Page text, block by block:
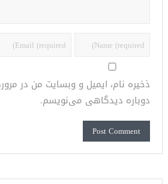
ذخیره نام، ایمیل و وبسایت من در
دوباره دیدگاهی می‌نویسم.